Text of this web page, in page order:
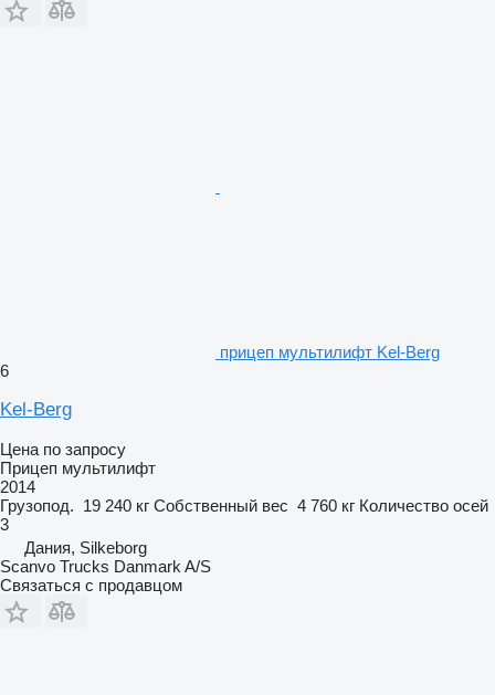
прицеп мультилифт Kel-Berg
6
Kel-Berg
Цена по запросу
Прицеп мультилифт
2014
Грузопод. 19 240 кг Собственный вес 4 760 кг Количество осей
3
Дания, Silkeborg
Scanvo Trucks Danmark A/S
Связаться с продавцом